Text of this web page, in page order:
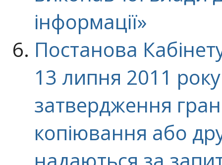
інформації»
Постанова
13 липня 2011
затвердження
копіювання або